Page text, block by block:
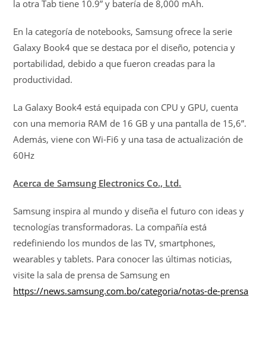
la otra Tab tiene 10.9” y batería de 8,000 mAh.
En la categoría de notebooks, Samsung ofrece la serie
Galaxy Book4 que se destaca por el diseño, potencia y
portabilidad, debido a que fueron creadas para la
productividad.
La Galaxy Book4 está equipada con CPU y GPU, cuenta
con una memoria RAM de 16 GB y una pantalla de 15,6”.
Además, viene con Wi-Fi6 y una tasa de actualización de
60Hz
Acerca de Samsung Electronics Co., Ltd.
Samsung inspira al mundo y diseña el futuro con ideas y
tecnologías transformadoras. La compañía está
redefiniendo los mundos de las TV, smartphones,
wearables y tablets. Para conocer las últimas noticias,
visite la sala de prensa de Samsung en
https://news.samsung.com.bo/categoria/notas-de-prensa